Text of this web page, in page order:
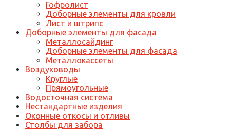
Гофролист
Доборные элементы для кровли
Лист и штрипс
Доборные элементы для фасада
Металлосайдинг
Доборные элементы для фасада
Металлокассеты
Воздуховоды
Круглые
Прямоугольные
Водосточная система
Нестандартные изделия
Оконные откосы и отливы
Столбы для забора